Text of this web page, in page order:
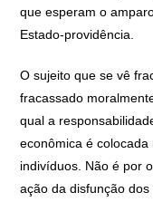
que esperam o
Estado-providência.
O sujeito que se vê
fracassado
qual a
econômica é
indivíduos. Não é por
ação da disfunção